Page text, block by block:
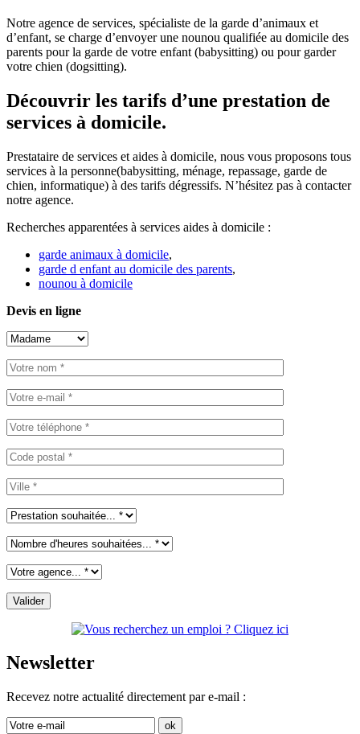
Notre agence de services, spécialiste de la garde d’animaux et
d’enfant, se charge d’envoyer une nounou qualifiée au domicile des
parents pour la garde de votre enfant (babysitting) ou pour garder
votre chien (dogsitting).
Découvrir les tarifs d’une prestation de
services à domicile.
Prestataire de services et aides à domicile, nous vous proposons tous
services à la personne(babysitting, ménage, repassage, garde de
chien, informatique) à des tarifs dégressifs. N’hésitez pas à contacter
notre agence.
Recherches apparentées à services aides à domicile :
garde animaux à domicile,
garde d enfant au domicile des parents,
nounou à domicile
Devis en ligne
Newsletter
Recevez notre actualité directement par e-mail :